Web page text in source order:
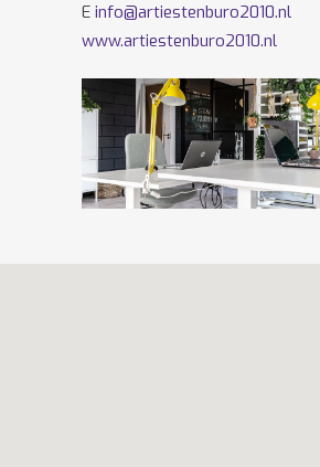
E info@artiestenburo2010.nl
www.artiestenburo2010.nl
Volg ons ook opFacebooken